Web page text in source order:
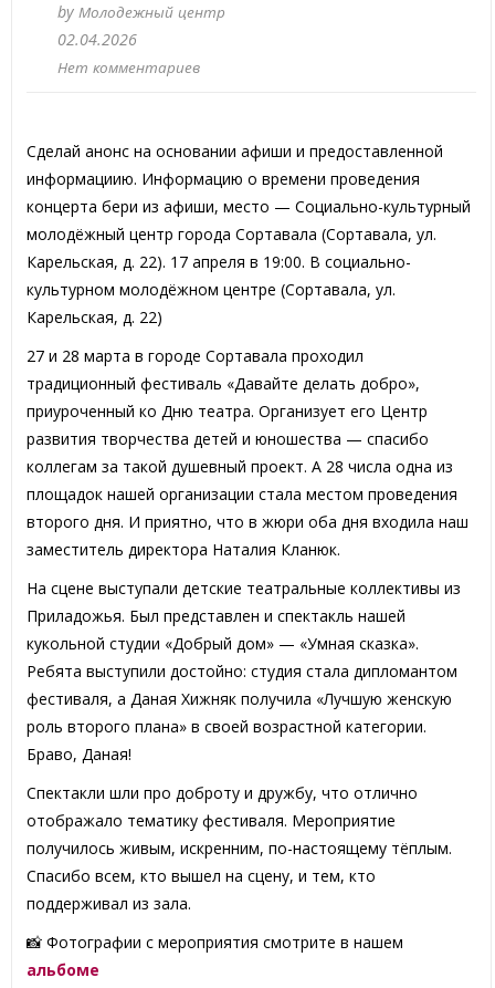
by Молодежный центр
02.04.2026
Нет комментариев
Сделай анонс на основании афиши и предоставленной
информациию. Информацию о времени проведения
концерта бери из афиши, место — Социально-культурный
молодёжный центр города Сортавала (Сортавала, ул.
Карельская, д. 22). 17 апреля в 19:00. В социально-
культурном молодёжном центре (Сортавала, ул.
Карельская, д. 22)
27 и 28 марта в городе Сортавала проходил
традиционный фестиваль «Давайте делать добро»,
приуроченный ко Дню театра. Организует его Центр
развития творчества детей и юношества — спасибо
коллегам за такой душевный проект. А 28 числа одна из
площадок нашей организации стала местом проведения
второго дня. И приятно, что в жюри оба дня входила наш
заместитель директора Наталия Кланюк.
На сцене выступали детские театральные коллективы из
Приладожья. Был представлен и спектакль нашей
кукольной студии «Добрый дом» — «Умная сказка».
Ребята выступили достойно: студия стала дипломантом
фестиваля, а Даная Хижняк получила «Лучшую женскую
роль второго плана» в своей возрастной категории.
Браво, Даная!
Спектакли шли про доброту и дружбу, что отлично
отображало тематику фестиваля. Мероприятие
получилось живым, искренним, по-настоящему тёплым.
Спасибо всем, кто вышел на сцену, и тем, кто
поддерживал из зала.
📸 Фотографии с мероприятия смотрите в нашем
альбоме